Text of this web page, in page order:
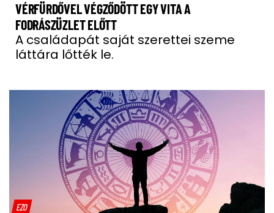
VÉRFÜRDŐVEL VÉGZŐDÖTT EGY VITA A
FODRÁSZÜZLET ELŐTT
A családapát saját szerettei szeme
láttára lőtték le.
EZO